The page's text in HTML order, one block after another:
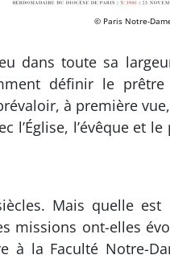
© Paris Notre-
dans toute sa
définir le
à première
l’évêque et
Mais quelle est
missions ont-elles
à la Faculté Notre-